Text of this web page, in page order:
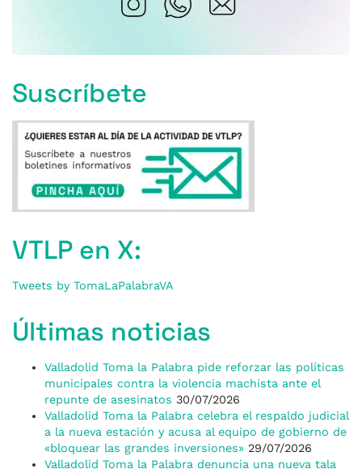
Suscríbete
VTLP en X:
Tweets by TomaLaPalabraVA
Últimas noticias
Valladolid Toma la Palabra pide reforzar las políticas
municipales contra la violencia machista ante el
repunte de asesinatos 30/07/2026
Valladolid Toma la Palabra celebra el respaldo judicial
a la nueva estación y acusa al equipo de gobierno de
«bloquear las grandes inversiones» 29/07/2026
Valladolid Toma la Palabra denuncia una nueva tala